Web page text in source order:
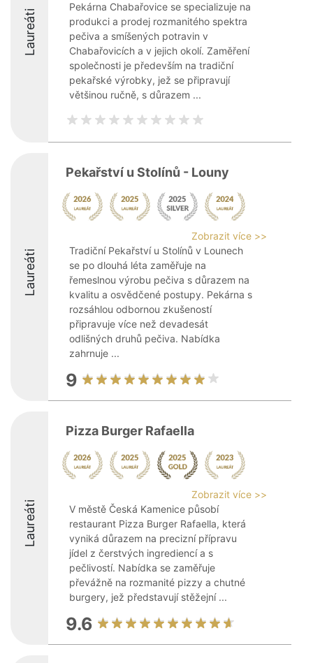
Laureáti
Pekárna Chabařovice se specializuje na
produkci a prodej rozmanitého spektra
pečiva a smíšených potravin v
Chabařovicích a v jejich okolí. Zaměření
společnosti je především na tradiční
pekařské výrobky, jež se připravují
většinou ručně, s důrazem ...
Laureáti
Pekařství u Stolínů - Louny
Zobrazit více >>
Tradiční Pekařství u Stolínů v Lounech
se po dlouhá léta zaměřuje na
řemeslnou výrobu pečiva s důrazem na
kvalitu a osvědčené postupy. Pekárna s
rozsáhlou odbornou zkušeností
připravuje více než devadesát
odlišných druhů pečiva. Nabídka
zahrnuje ...
9
Laureáti
Pizza Burger Rafaella
Zobrazit více >>
V městě Česká Kamenice působí
restaurant Pizza Burger Rafaella, která
vyniká důrazem na precizní přípravu
jídel z čerstvých ingrediencí a s
pečlivostí. Nabídka se zaměřuje
převážně na rozmanité pizzy a chutné
burgery, jež představují stěžejní ...
9.6